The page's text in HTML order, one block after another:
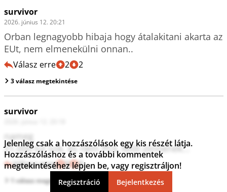
survivor
2026. június 12. 20:21
Orban legnagyobb hibaja hogy átalakitani akarta az
EUt, nem elmenekülni onnan..
Válasz erre 2 2
3 válasz megtekintése
survivor
nameg
21.000 tul sok, es nem POL felől jönnenek...
Válasz erre 0 0
1 válasz megtekintése
Jelenleg csak a hozzászólások egy kis részét látja.
Hozzászóláshoz és a további kommentek
megtekintéséhez lépjen be, vagy regisztráljon!
Regisztráció Bejelentkezés